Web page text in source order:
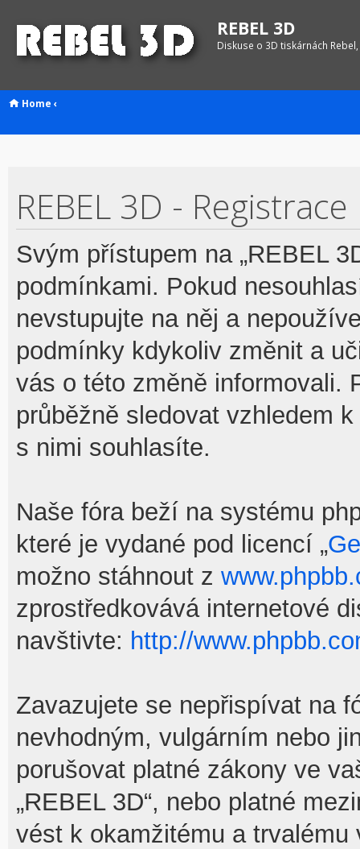
REBEL 3D
Diskuse o 3D tiskárnách
Home ‹
REBEL 3D - Registrace
Svým přístupem na „REBEL
podmínkami. Pokud
nevstupujte na něj a
podmínky kdykoliv změnit a
vás o této změně informovali.
průběžně sledovat vzhledem
s nimi souhlasíte.
Naše fóra beží na systému
které je vydané pod licencí „
možno stáhnout z
zprostředkovává internetové
navštivte: http://
Zavazujete se nepřispívat na
nevhodným, vulgárním nebo
porušovat platné zákony ve
„REBEL 3D“, nebo platné
vést k okamžitému a